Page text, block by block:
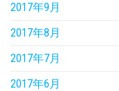
2017年9月
2017年8月
2017年7月
2017年6月